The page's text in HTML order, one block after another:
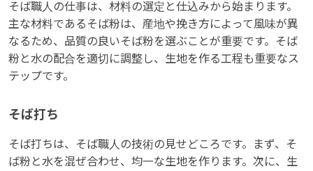
そば職人の仕事は、材料の選定と仕込みから始まります。
主な材料であるそば粉は、産地や挽き方によって風味が異
なるため、品質の良いそば粉を選ぶことが重要です。そば
粉と水の配合を適切に調整し、生地を作る工程も重要なス
テップです。
そば打ち
そば打ちは、そば職人の技術の見せどころです。まず、そ
ば粉と水を混ぜ合わせ、均一な生地を作ります。次に、生